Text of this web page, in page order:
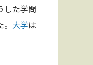
した学問
大学は